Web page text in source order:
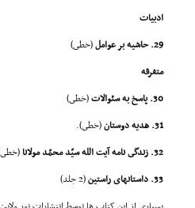
ادبیات
29. حاشیه بر عوامل
(خطى)
متفرقه
30. پاسخ به سئوالات
(خطى)
31. هدیه دوستان
(خطى).
32. زندگى نامه آیت الله سیّد محمّد مولانا
33. داستانهاى راستین
(2 جلد)